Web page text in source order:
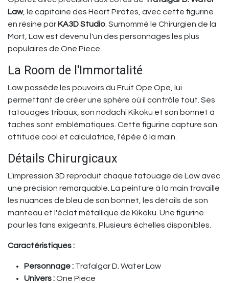
Law, le capitaine des Heart Pirates, avec cette figurine
en résine par KA3D Studio . Surnommé le Chirurgien de la
Mort, Law est devenu l'un des personnages les plus
populaires de One Piece.
La Room de l'Immortalité
Law possède les pouvoirs du Fruit Ope Ope, lui
permettant de créer une sphère où il contrôle tout. Ses
tatouages tribaux, son nodachi Kikoku et son bonnet à
taches sont emblématiques. Cette figurine capture son
attitude cool et calculatrice, l'épée à la main.
Détails Chirurgicaux
L'impression 3D reproduit chaque tatouage de Law avec
une précision remarquable. La peinture à la main travaille
les nuances de bleu de son bonnet, les détails de son
manteau et l'éclat métallique de Kikoku. Une figurine
pour les fans exigeants. Plusieurs échelles disponibles.
Caractéristiques :
Personnage : Trafalgar D. Water Law
Univers :One Piece